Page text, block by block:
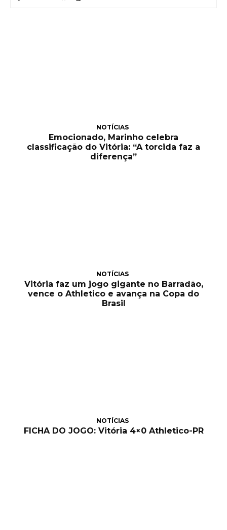
NOTÍCIAS
Emocionado, Marinho celebra
classificação do Vitória: “A torcida faz a
diferença”
NOTÍCIAS
Vitória faz um jogo gigante no Barradão,
vence o Athletico e avança na Copa do
Brasil
NOTÍCIAS
FICHA DO JOGO: Vitória 4×0 Athletico-PR